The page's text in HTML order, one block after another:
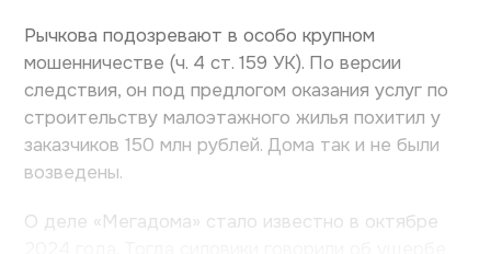
Рычкова подозревают в особо крупном
мошенничестве (ч. 4 ст. 159 УК). По версии
следствия, он под предлогом оказания услуг по
строительству малоэтажного жилья похитил у
заказчиков 150 млн рублей. Дома так и не были
возведены.
О деле «Мегадома» стало известно в октябре